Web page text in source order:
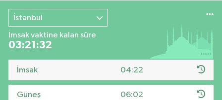
İstanbul
İmsak vaktine kalan süre
03:21:31
İmsak 04:22
Güneş 06:02